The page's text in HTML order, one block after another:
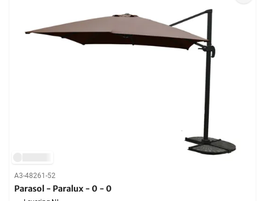
A3-48261-52
Parasol - Paralux - 0 - 0